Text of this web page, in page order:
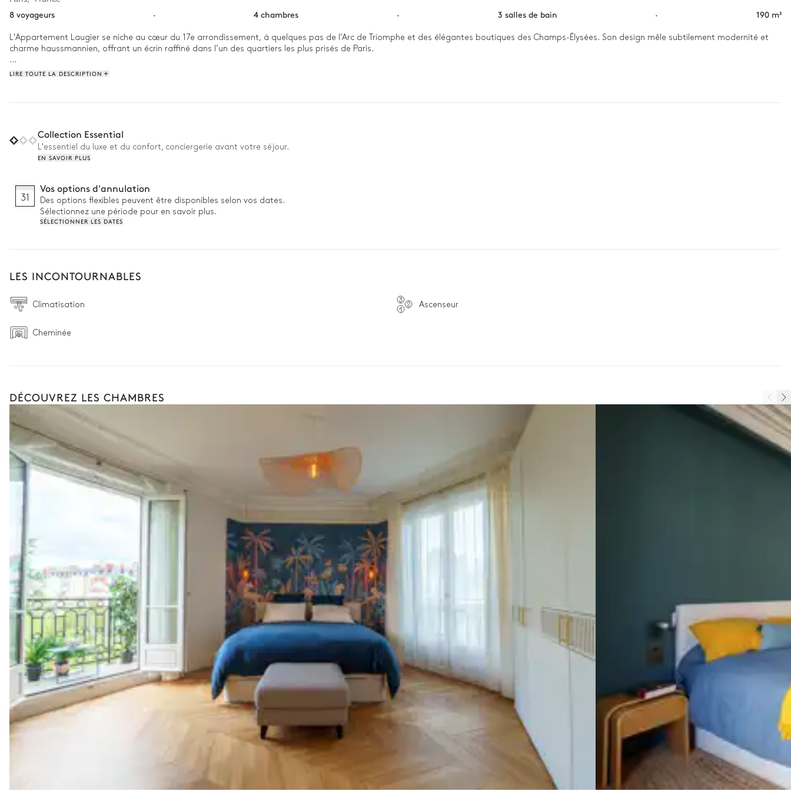
8 voyageurs
· 4 chambres · 3 salles de bain · 190 m²
L'Appartement Laugier se niche au cœur du 17e arrondissement, à quelques pas de l’Arc de Triomphe et des élégantes boutiques des Champs-Élysées. Son design mêle subtilement modernité et
charme haussmannien, offrant un écrin raffiné dans l’un des quartiers les plus prisés de Paris.
Réveillez-vous dans une atmosphère feutrée, lumière douce filtrant à travers les rideaux. Savourez un café dans la cuisine contemporaine avant une balade matinale sur l’avenue Wagram. L’après-
LIRE TOUTE LA DESCRIPTION
Collection Essential
L'essentiel du luxe et du confort, conciergerie avant votre séjour.
EN SAVOIR PLUS
31
Vos options d'annulation
Des options flexibles peuvent être disponibles selon vos dates.
Sélectionnez une période pour en savoir plus.
SÉLECTIONNER LES DATES
LES INCONTOURNABLES
Climatisation Ascenseur
Cheminée
DÉCOUVREZ LES CHAMBRES